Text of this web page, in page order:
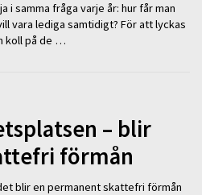
i samma fråga varje år: hur får man
vara lediga samtidigt? För att lyckas
koll på de …
– blir
förmån
blir en permanent skattefri förmån